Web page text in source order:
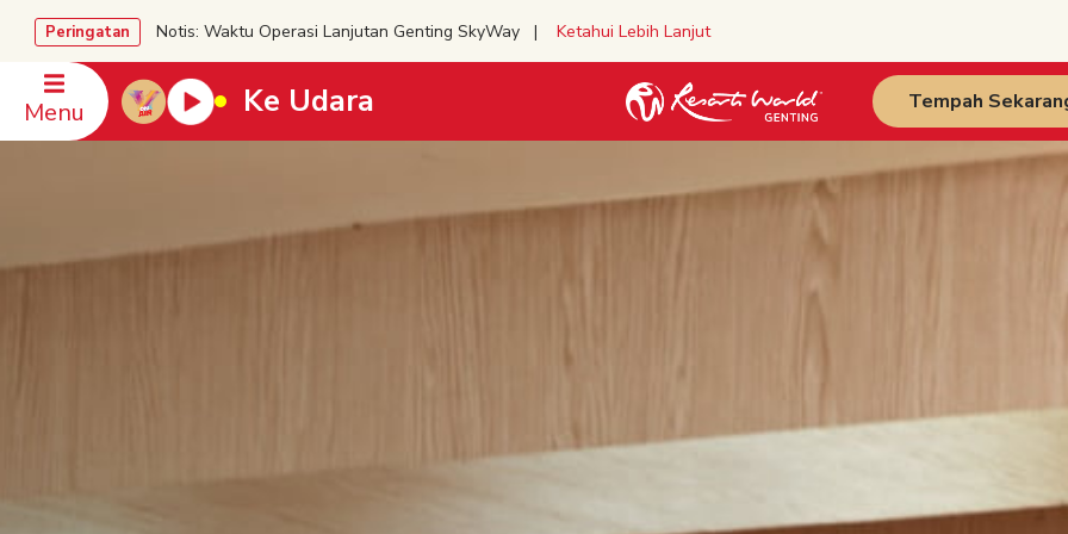
Peringatan Notis: Waktu Operasi Lanjutan Genting SkyWay | Ketahui Lebih Lanjut
Menu Ke Udara Tempah